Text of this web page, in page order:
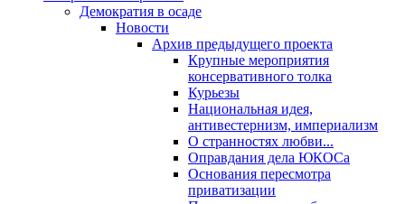
Демократия в осаде
Новости
Архив предыдущего проекта
Крупные мероприятия
консервативного толка
Курьезы
Национальная идея,
антивестернизм, империализм
О странностях любви...
Оправдания дела ЮКОСа
Основания пересмотра
приватизации